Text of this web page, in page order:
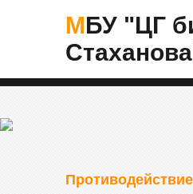
МБУ "ЦГ библиотека г.